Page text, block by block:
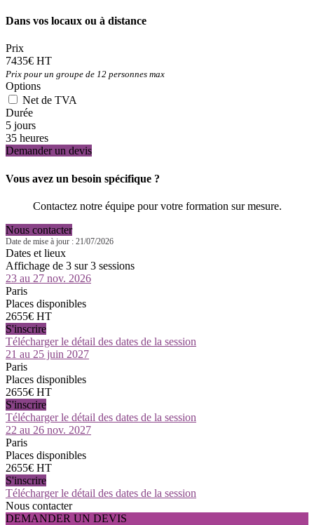
Dans vos locaux ou à distance
Prix
7435€ HT
Prix pour un groupe de 12 personnes max
Options
Net de TVA
Durée
5 jours
35 heures
Demander un devis
Vous avez un besoin spécifique ?
Contactez notre équipe pour votre formation sur mesure.
Nous contacter
Date de mise à jour : 21/07/2026
Dates et lieux
Affichage de 3 sur 3 sessions
23 au 27 nov. 2026
Paris
Places disponibles
2655€ HT
S'inscrire
Télécharger le détail des dates de la session
21 au 25 juin 2027
Paris
Places disponibles
2655€ HT
S'inscrire
Télécharger le détail des dates de la session
22 au 26 nov. 2027
Paris
Places disponibles
2655€ HT
S'inscrire
Télécharger le détail des dates de la session
Nous contacter
DEMANDER UN DEVIS